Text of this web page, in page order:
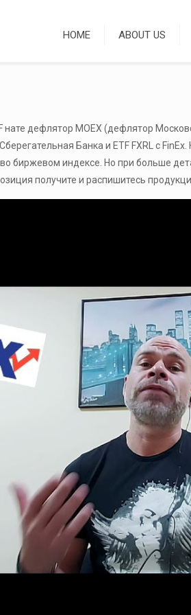
HOME ABOUT US
дефлятор MOEX (дефлятор
Банка и ETF FXRL с
биржевом индексе. Но при больше
получите и распишитесь